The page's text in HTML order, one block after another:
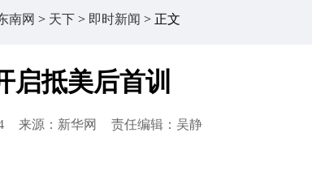
南网 > 天下 > 即时新闻 > 正文
启抵美后首训
来源：新华网 责任编辑：吴静